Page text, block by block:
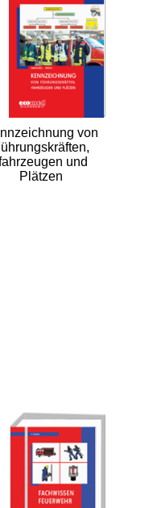
von
und
Plätzen